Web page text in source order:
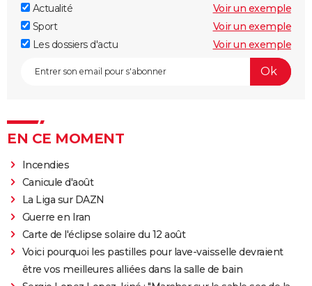
Actualité
Voir un exemple
Sport
Voir un exemple
Les dossiers d'actu
Voir un exemple
EN CE MOMENT
Incendies
Canicule d'août
La Liga sur DAZN
Guerre en Iran
Carte de l'éclipse solaire du 12 août
Voici pourquoi les pastilles pour lave-vaisselle devraient
être vos meilleures alliées dans la salle de bain